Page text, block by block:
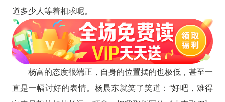
道多少人等着相求呢。
杨富的态度很端正，自身的位置摆的也极低，甚至一
直是一幅讨好的表情。杨晨东就笑了笑道：“好吧，难得